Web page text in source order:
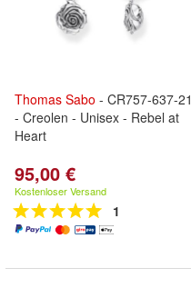
Thomas Sabo - CR757-637-21
- Creolen - Unisex - Rebel at
Heart
95,00 €
Kostenloser Versand
1